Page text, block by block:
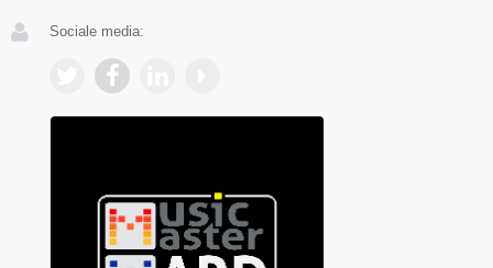
Sociale media: